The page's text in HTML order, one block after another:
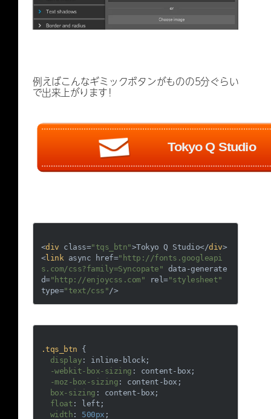
例えばこんなギミックボタンがものの5分ぐらい
で出来上がります！
Tokyo Q Studio
<div class="tqs_btn">Tokyo Q Studio</div>
<link async href="http://fonts.googleapi
s.com/css?family=Syncopate" data-generate
d="http://enjoycss.com" rel="stylesheet"
type="text/css" />
.tqs_btn {
display : inline-block;
-webkit-box-sizing : content-box;
-moz-box-sizing : content-box;
box-sizing : content-box;
float : left;
width : 500px ;